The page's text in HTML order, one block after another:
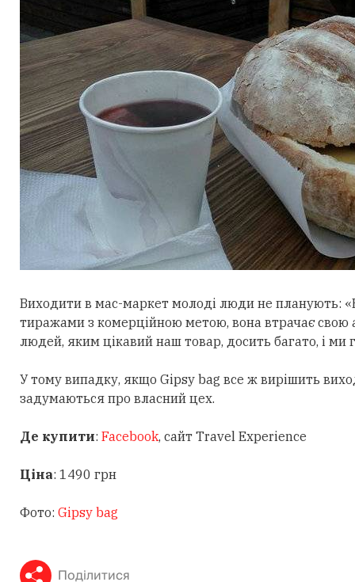
Виходити в мас-маркет молоді люди не планують:
тиражами з комерційною метою, вона втрачає
людей, яким цікавий наш товар, досить багато, і ми
У тому випадку, якщо Gipsy bag все ж вирішить
задумаються про власний цех.
Де купити: Facebook, сайт Travel Experience
Ціна: 1490 грн
Фото: Gipsy bag
Поділитися